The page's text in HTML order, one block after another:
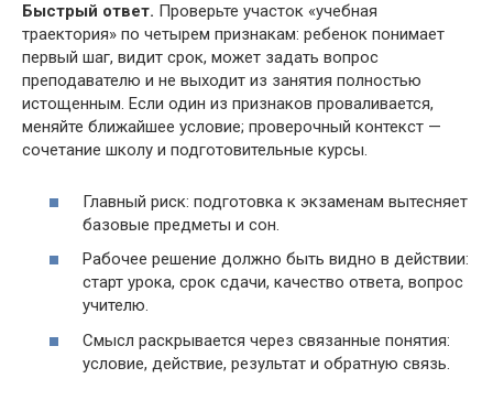
Быстрый ответ. Проверьте участок «учебная
траектория» по четырем признакам: ребенок понимает
первый шаг, видит срок, может задать вопрос
преподавателю и не выходит из занятия полностью
истощенным. Если один из признаков проваливается,
меняйте ближайшее условие; проверочный контекст —
сочетание школу и подготовительные курсы.
Главный риск: подготовка к экзаменам вытесняет
базовые предметы и сон.
Рабочее решение должно быть видно в действии:
старт урока, срок сдачи, качество ответа, вопрос
учителю.
Смысл раскрывается через связанные понятия:
условие, действие, результат и обратную связь.